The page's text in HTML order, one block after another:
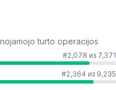
turto operacijos
#2,078 из 7,371
#2,364 из 9,235